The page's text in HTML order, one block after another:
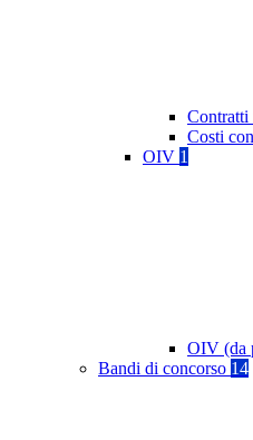
Contratti
Costi
OIV 1
OIV (da
Bandi di concorso 14